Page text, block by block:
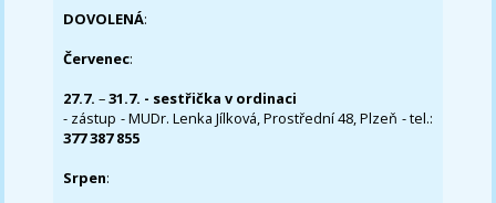
DOVOLENÁ:
Červenec:
27.7.–31.7. - sestřička v ordinaci
- zástup - MUDr. Lenka Jílková, Prostřední 48, Plzeň - tel.:
377 387 855
Srpen: